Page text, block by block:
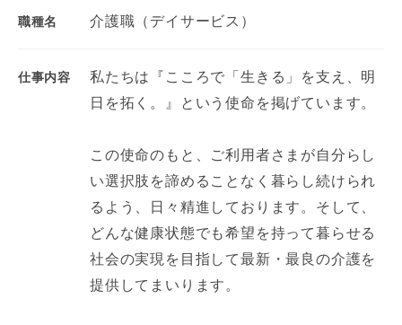
職種名 介護職（デイサービス）
仕事内容
私たちは『こころで「生きる」を支え、明
日を拓く。』という使命を掲げています。
この使命のもと、ご利用者さまが自分らし
い選択肢を諦めることなく暮らし続けられ
るよう、日々精進しております。そして、
どんな健康状態でも希望を持って暮らせる
社会の実現を目指して最新・最良の介護を
提供してまいります。